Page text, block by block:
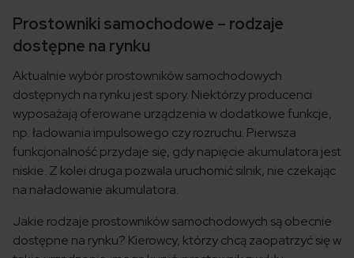
Prostowniki samochodowe – rodzaje
dostępne na rynku
Aktualnie wybór prostowników samochodowych
dostępnych na rynku jest spory. Niektórzy producenci
wyposażają oferowane urządzenia w dodatkowe funkcje,
np. ładowania impulsowego czy rozruchu. Pierwsza
funkcjonalność przydaje się, gdy napięcie akumulatora jest
niskie. Z kolei druga pozwala uruchomić silnik, nie czekając
na naładowanie akumulatora.
Jakie rodzaje prostowników samochodowych są obecnie
dostępne na rynku? Kierowcy, którzy chcą zaopatrzyć się w